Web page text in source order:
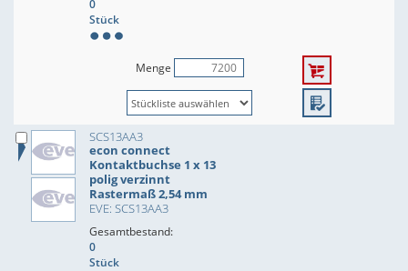
0
Stück
Menge
SCS13AA3
econ connect
Kontaktbuchse 1 x 13
polig verzinnt
Rastermaß 2,54 mm
EVE: SCS13AA3
Gesamtbestand:
0
Stück